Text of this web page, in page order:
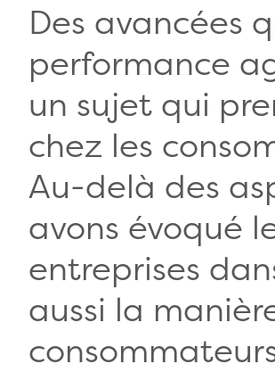
Des avancées
performance
un sujet qui
chez les
Au-delà des
avons évoqué
entreprises
aussi la